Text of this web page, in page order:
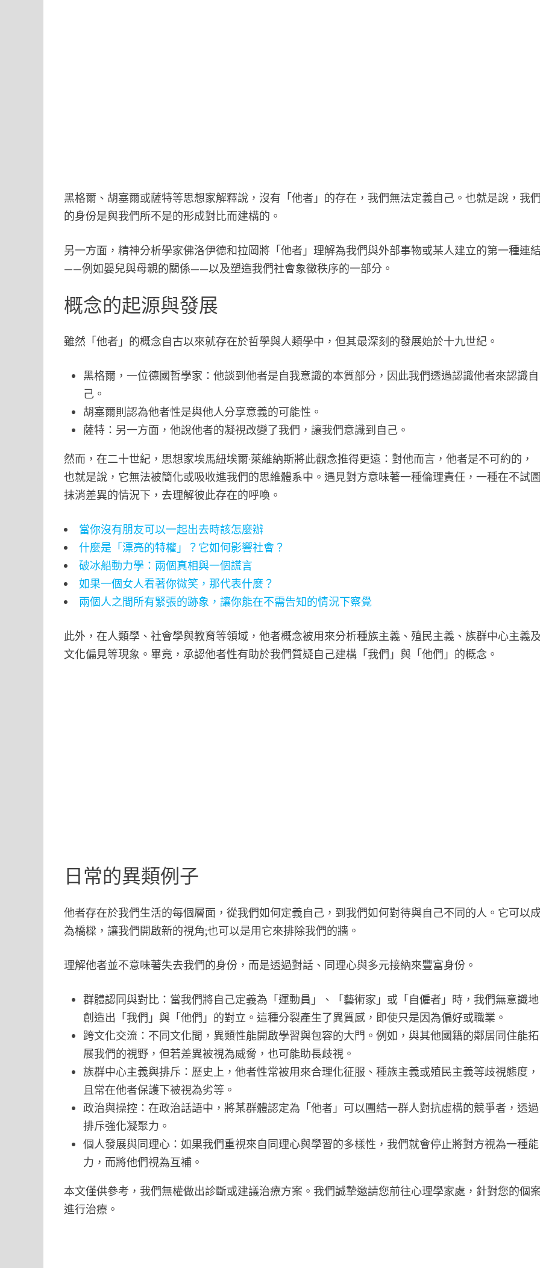
黑格爾、胡塞爾或薩特等思想家解釋說，沒有「他者」的存在，我們無法定義自己。也就是說，我
的身份是與我們所不是的形成對比而建構的。
另一方面，精神分析學家佛洛伊德和拉岡將「他者」理解為我們與外部事物或某人建立的第一種連
——例如嬰兒與母親的關係——以及塑造我們社會象徵秩序的一部分。
概念的起源與發展
雖然「他者」的概念自古以來就存在於哲學與人類學中，但其最深刻的發展始於十九世紀。
黑格爾，一位德國哲學家：他談到他者是自我意識的本質部分，因此我們透過認識他者來認識自
己。
胡塞爾則認為他者性是與他人分享意義的可能性。
薩特：另一方面，他說他者的凝視改變了我們，讓我們意識到自己。
然而，在二十世紀，思想家埃馬紐埃爾·萊維納斯將此觀念推得更遠：對他而言，他者是不可約的，
也就是說，它無法被簡化或吸收進我們的思維體系中。遇見對方意味著一種倫理責任，一種在不試
抹消差異的情況下，去理解彼此存在的呼喚。
當你沒有朋友可以一起出去時該怎麼辦
什麼是「漂亮的特權」？它如何影響社會？
破冰船動力學：兩個真相與一個謊言
如果一個女人看著你微笑，那代表什麼？
兩個人之間所有緊張的跡象，讓你能在不需告知的情況下察覺
此外，在人類學、社會學與教育等領域，他者概念被用來分析種族主義、殖民主義、族群中心主義
文化偏見等現象。畢竟，承認他者性有助於我們質疑自己建構「我們」與「他們」的概念。
日常的異類例子
他者存在於我們生活的每個層面，從我們如何定義自己，到我們如何對待與自己不同的人。它可以
為橋樑，讓我們開啟新的視角;也可以是用它來排除我們的牆。
理解他者並不意味著失去我們的身份，而是透過對話、同理心與多元接納來豐富身份。
群體認同與對比：當我們將自己定義為「運動員」、「藝術家」或「自僱者」時，我們無意識地
創造出「我們」與「他們」的對立。這種分裂產生了異質感，即使只是因為偏好或職業。
跨文化交流：不同文化間，異類性能開啟學習與包容的大門。例如，與其他國籍的鄰居同住能拓
展我們的視野，但若差異被視為威脅，也可能助長歧視。
族群中心主義與排斥：歷史上，他者性常被用來合理化征服、種族主義或殖民主義等歧視態度，
且常在他者保護下被視為劣等。
政治與操控：在政治話語中，將某群體認定為「他者」可以團結一群人對抗虛構的競爭者，透過
排斥強化凝聚力。
個人發展與同理心：如果我們重視來自同理心與學習的多樣性，我們就會停止將對方視為一種能
力，而將他們視為互補。
本文僅供參考，我們無權做出診斷或建議治療方案。我們誠摯邀請您前往心理學家處，針對您的個
進行治療。